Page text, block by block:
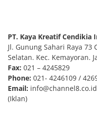
PT. Kaya Kreatif Cendikia
Jl. Gunung Sahari Raya 73
Selatan. Kec. Kemayoran.
Fax: 021 – 4245829
Phone: 021- 4246109 /
Email: info@channel8.co.id
(Iklan)